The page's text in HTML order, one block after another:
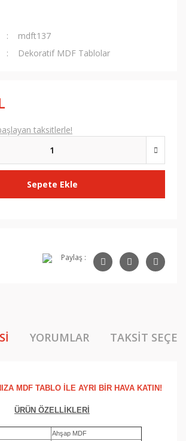
mdft137
Dekoratif MDF Tablolar
taksitlerle!
Sepete Ekle
Paylaş :
YORUMLAR TAKSIT
MDF TABLO İLE AYRI BİR HAVA KATIN!
ÜRÜN ÖZELLİKLERİ
Ahşap MDF